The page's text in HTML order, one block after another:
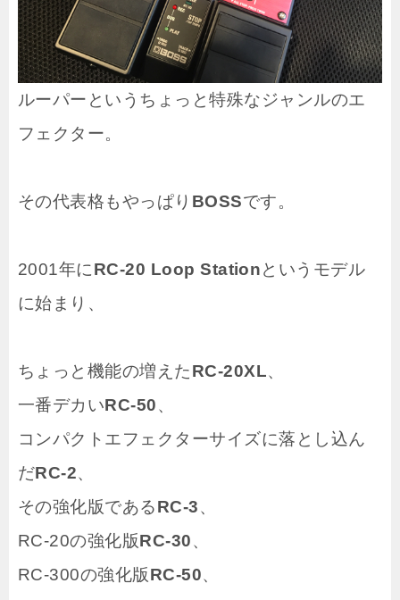
ルーパーというちょっと特殊なジャンルのエ
フェクター。
その代表格もやっぱり BOSSです。
2001年にRC-20 Loop Stationというモデル
に始まり、
ちょっと機能の増えたRC-20XL、
一番デカいRC-50、
コンパクトエフェクターサイズに落とし込ん
だRC-2、
その強化版であるRC-3、
RC-20の強化版RC-30、
RC-300の強化版RC-50、